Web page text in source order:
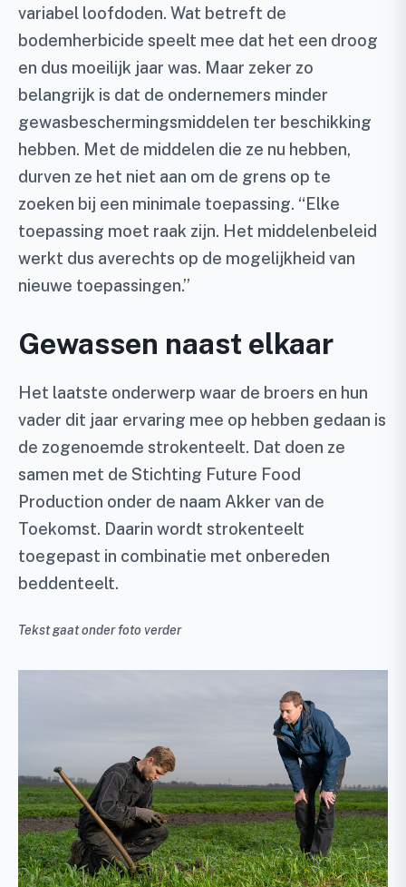
variabel loofdoden. Wat betreft de
bodemherbicide speelt mee dat het een droog
en dus moeilijk jaar was. Maar zeker zo
belangrijk is dat de ondernemers minder
gewasbeschermingsmiddelen ter beschikking
hebben. Met de middelen die ze nu hebben,
durven ze het niet aan om de grens op te
zoeken bij een minimale toepassing. “Elke
toepassing moet raak zijn. Het middelenbeleid
werkt dus averechts op de mogelijkheid van
nieuwe toepassingen.”
Gewassen naast elkaar
Het laatste onderwerp waar de broers en hun
vader dit jaar ervaring mee op hebben gedaan is
de zogenoemde strokenteelt. Dat doen ze
samen met de Stichting Future Food
Production onder de naam Akker van de
Toekomst. Daarin wordt strokenteelt
toegepast in combinatie met onbereden
beddenteelt.
Tekst gaat onder foto verder